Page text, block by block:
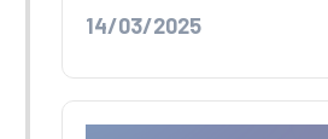
14/03/2025